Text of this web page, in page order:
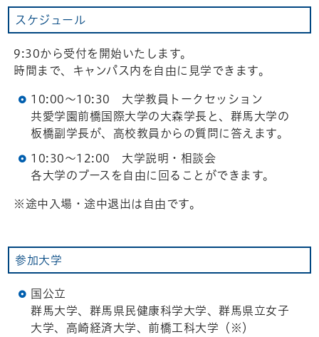
スケジュール
9:30から受付を開始いたします。
時間まで、キャンパス内を自由に見学できます。
10:00～10:30 大学教員トークセッション
共愛学園前橋国際大学の大森学長と、群馬大学の
板橋副学長が、高校教員からの質問に答えます。
10:30～12:00 大学説明・相談会
各大学のブースを自由に回ることができます。
※途中入場・途中退出は自由です。
参加大学
国公立
群馬大学、群馬県民健康科学大学、群馬県立女子
大学、高崎経済大学、前橋工科大学（※）